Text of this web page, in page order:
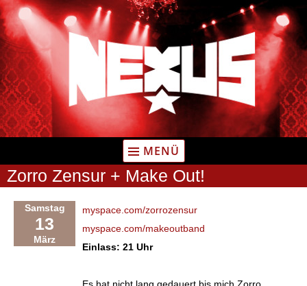
Zum
Inhalt
springen
MENÜ
Zorro Zensur + Make Out!
Samstag
13
März
myspace.com/zorrozensur
myspace.com/makeoutband
Einlass: 21 Uhr